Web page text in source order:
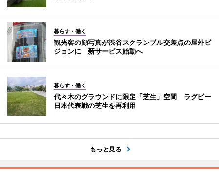
暮らす・働く
観光客の顔写真が渋谷スクランブル交差点の屋外ビ
ジョンに 新サービス始動へ
暮らす・働く
代々木のグラウンドに限定「芝生」空間 ラグビー
日本代表戦の芝生を再利用
もっと見る